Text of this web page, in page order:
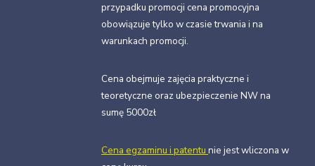
przypadku promocji cena promocyjna
obowiązuje tylko w czasie trwania i na
warunkach promocji.
Cena obejmuje zajęcia praktyczne i
teoretyczne oraz ubezpieczenie NW na
sumę 5000zł
Cena egzaminu i patentu nie jest wliczona w